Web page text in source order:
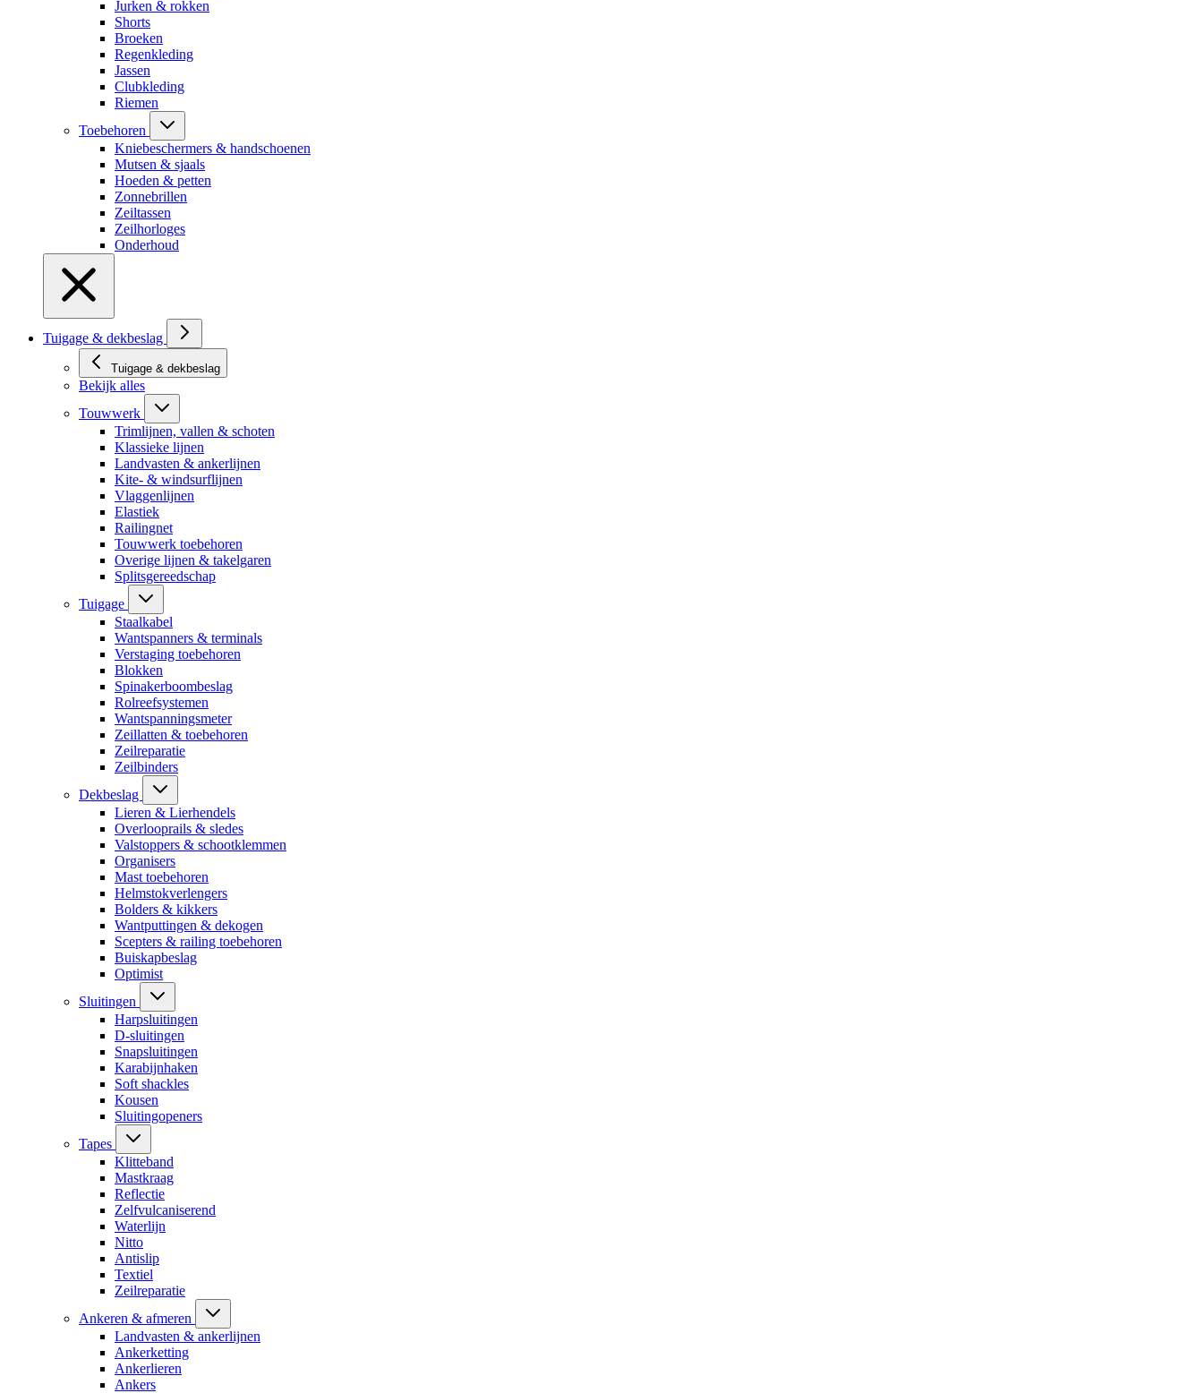
Jurken & rokken
Shorts
Broeken
Regenkleding
Jassen
Clubkleding
Riemen
Toebehoren
Kniebeschermers & handschoenen
Mutsen & sjaals
Hoeden & petten
Zonnebrillen
Zeiltassen
Zeilhorloges
Onderhoud
Tuigage & dekbeslag
Tuigage & dekbeslag
Bekijk alles
Touwwerk
Trimlijnen, vallen & schoten
Klassieke lijnen
Landvasten & ankerlijnen
Kite- & windsurflijnen
Vlaggenlijnen
Elastiek
Railingnet
Touwwerk toebehoren
Overige lijnen & takelgaren
Splitsgereedschap
Tuigage
Staalkabel
Wantspanners & terminals
Verstaging toebehoren
Blokken
Spinakerboombeslag
Rolreefsystemen
Wantspanningsmeter
Zeillatten & toebehoren
Zeilreparatie
Zeilbinders
Dekbeslag
Lieren & Lierhendels
Overlooprails & sledes
Valstoppers & schootklemmen
Organisers
Mast toebehoren
Helmstokverlengers
Bolders & kikkers
Wantputtingen & dekogen
Scepters & railing toebehoren
Buiskapbeslag
Optimist
Sluitingen
Harpsluitingen
D-sluitingen
Snapsluitingen
Karabijnhaken
Soft shackles
Kousen
Sluitingopeners
Tapes
Klitteband
Mastkraag
Reflectie
Zelfvulcaniserend
Waterlijn
Nitto
Antislip
Textiel
Zeilreparatie
Ankeren & afmeren
Landvasten & ankerlijnen
Ankerketting
Ankerlieren
Ankers